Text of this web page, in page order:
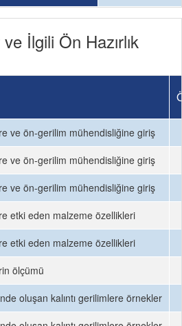
İlgili Ön Hazırlık
ve ön-gerilim mühendisliğine giriş
ve ön-gerilim mühendisliğine giriş
ve ön-gerilim mühendisliğine giriş
etki eden malzeme özellikleri
etki eden malzeme özellikleri
ölçümü
oluşan kalıntı gerilimlere örnekler